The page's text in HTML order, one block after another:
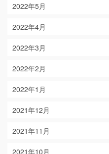
2022年5月
2022年4月
2022年3月
2022年2月
2022年1月
2021年12月
2021年11月
2021年10月